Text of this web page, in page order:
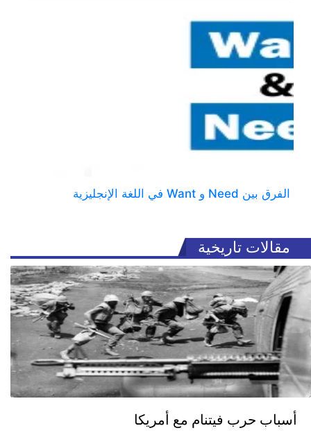
الفرق بين Need و Want في اللغة الإنجليزية
مقالات تاريخية
أسباب حرب فيتنام مع أمريكا